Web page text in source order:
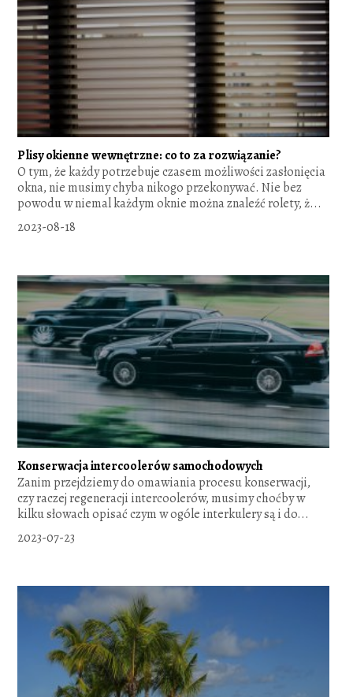
Plisy okienne wewnętrzne: co to za rozwiązanie?
O tym, że każdy potrzebuje czasem możliwości zasłonięcia
okna, nie musimy chyba nikogo przekonywać. Nie bez
powodu w niemal każdym oknie można znaleźć rolety, ż...
2023-08-18
Konserwacja intercoolerów samochodowych
Zanim przejdziemy do omawiania procesu konserwacji,
czy raczej regeneracji intercoolerów, musimy choćby w
kilku słowach opisać czym w ogóle interkulery są i do...
2023-07-23